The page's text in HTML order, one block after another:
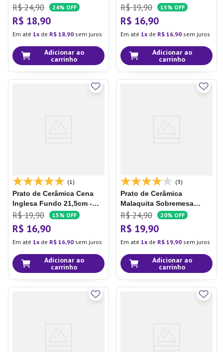
Oxford
R$ 24,90 24% OFF
R$ 18,90
Em até 1 de R$ 18,90 sem juros
Adicionar ao
carrinho
Oxford
R$ 19,90 15% OFF
R$ 16,90
Em até 1 de R$ 16,90 sem juros
Adicionar ao
carrinho
(1)
Prato de Cerâmica Cena
Inglesa Fundo 21,5cm -
Oxford
R$ 19,90 15% OFF
R$ 16,90
Em até 1 de R$ 16,90 sem juros
Adicionar ao
carrinho
(3)
Prato de Cerâmica
Malaquita Sobremesa
20cm - Oxford
R$ 24,90 20% OFF
R$ 19,90
Em até 1 de R$ 19,90 sem juros
Adicionar ao
carrinho